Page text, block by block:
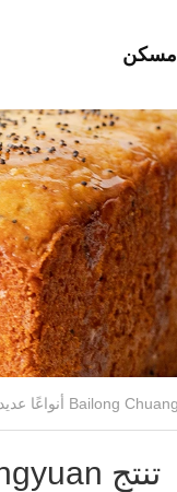
مسكن
تنتج Bailong Chuangyuan أنواعًا عديدة ...